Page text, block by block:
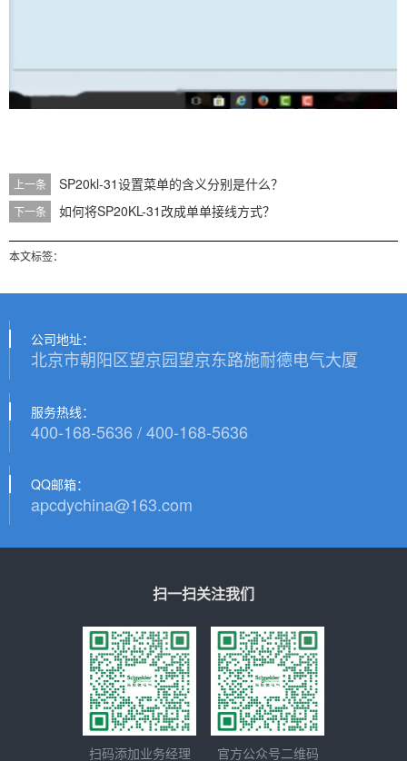
上一条 SP20kl-31设置菜单的含义分别是什么？
下一条 如何将SP20KL-31改成单单接线方式？
本文标签：
公司地址：
北京市朝阳区望京园望京东路施耐德电气大厦
服务热线：
400-168-5636 / 400-168-5636
QQ邮箱：
apcdychina@163.com
扫一扫关注我们
扫码添加业务经理 官方公众号二维码